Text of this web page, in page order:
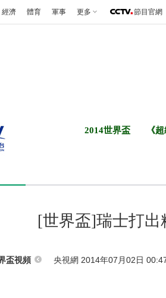
經濟 體育 軍事 更多 節目官網
2014世界盃 《
[世界盃]瑞士打出
盃視頻 央視網 2014年07月02日